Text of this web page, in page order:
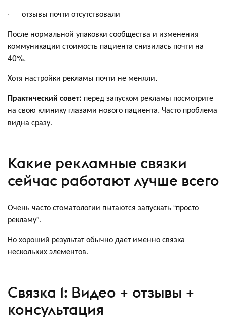
· отзывы почти отсутствовали
После нормальной упаковки сообщества и изменения
коммуникации стоимость пациента снизилась почти на
40%.
Хотя настройки рекламы почти не меняли.
Практический совет: перед запуском рекламы посмотрите
на свою клинику глазами нового пациента. Часто проблема
видна сразу.
Какие рекламные связки
сейчас работают лучше всего
Очень часто стоматологии пытаются запускать “просто
рекламу”.
Но хороший результат обычно дает именно связка
нескольких элементов.
Связка 1: Видео + отзывы +
консультация